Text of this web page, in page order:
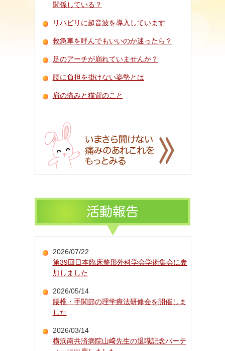
関係している？
リハビリに超音波を導入しています
救急車を呼んでもいいのか迷ったら？
足のアーチが崩れていませんか？
腰に負担を掛けない姿勢とは
肩の痛みと猫背のこと
2026/07/22
第39回日本臨床整形外科学会学術集会に参
加しました
2026/05/14
腰椎・手関節の理学療法研修会を開催しま
した
2026/03/14
横浜南共済病院山﨑先生の退職記念パーテ